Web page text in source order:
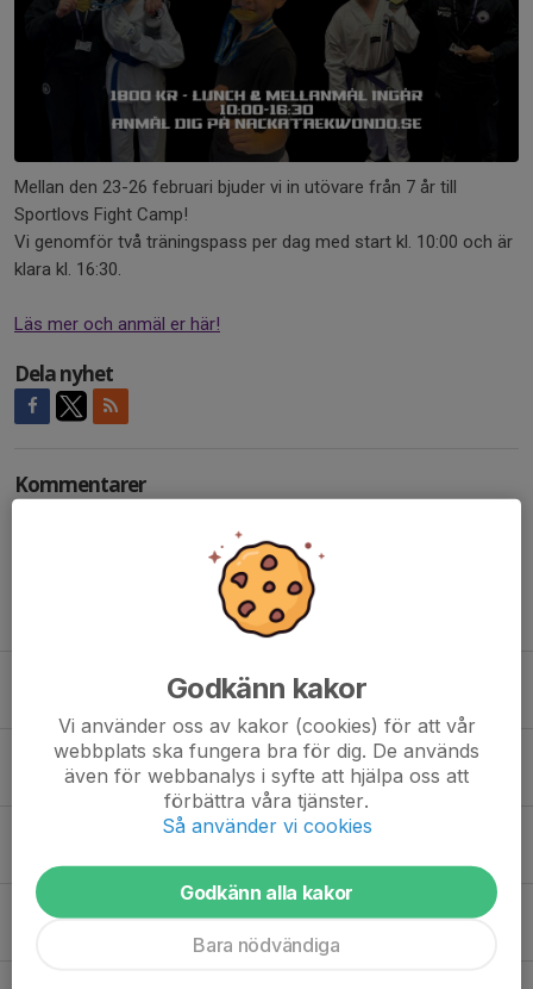
Mellan den 23-26 februari bjuder vi in utövare från 7 år till
Sportlovs Fight Camp!
Vi genomför två träningspass per dag med start kl. 10:00 och är
klara kl. 16:30.
Läs mer och anmäl er här!
Dela nyhet
Kommentarer
Schema HT2026
28 jul, 12:24 0
Extragradering 22 augusti!
21 jul, 12:03 0
Tider för gradering VT26
Godkänn kakor
Vi använder oss av kakor (cookies) för att vår
webbplats ska fungera bra för dig. De används
även för webbanalys i syfte att hjälpa oss att
förbättra våra tjänster.
Så använder vi cookies
Godkänn alla kakor
Bara nödvändiga